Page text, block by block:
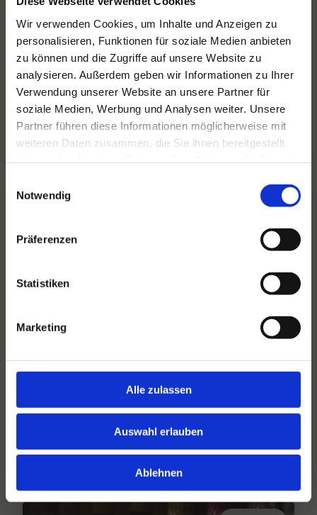
Wir verwenden Cookies, um Inhalte und Anzeigen zu
personalisieren, Funktionen für soziale Medien anbieten
zu können und die Zugriffe auf unsere Website zu
analysieren. Außerdem geben wir Informationen zu Ihrer
Verwendung unserer Website an unsere Partner für
soziale Medien, Werbung und Analysen weiter. Unsere
Partner führen diese Informationen möglicherweise mit
weiteren Daten zusammen, die Sie ihnen bereitgestellt
Notwendig
Präferenzen
Statistiken
Marketing
Alle zulassen
Auswahl erlauben
Ablehnen
Für alle Ihre Veranstaltungen
und Feste
Hansen Events ist Ihr Partner für
Veranstaltungen von groß bis klein.
Lesen Sie mehr
Ihr großer unabhängiger Getränkegroßhändler
seit über 75 Jahren.
Lesen Sie mehr